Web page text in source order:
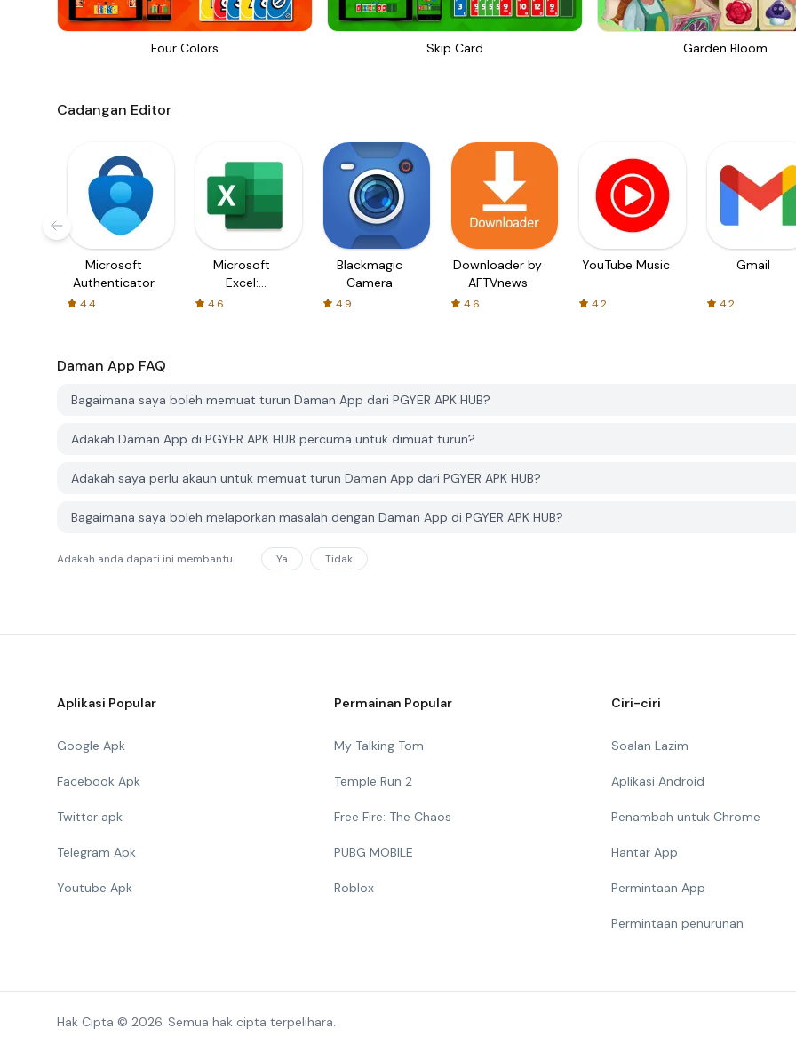
Four Colors Skip Card Garden Bloom
Cadangan Editor
Microsoft
Authenticator
4.4
Microsoft
Excel:
Spreadsheets
4.6
Blackmagic
Camera
4.9
Downloader by
AFTVnews
4.6
YouTube Music
4.2
Gmail
4.2
Daman App FAQ
Bagaimana saya boleh memuat turun Daman App dari PGYER APK HUB?
Adakah Daman App di PGYER APK HUB percuma untuk dimuat turun?
Adakah saya perlu akaun untuk memuat turun Daman App dari PGYER APK HUB?
Bagaimana saya boleh melaporkan masalah dengan Daman App di PGYER APK HUB?
Adakah anda dapati ini membantu Ya Tidak
Aplikasi Popular
Google Apk
Facebook Apk
Twitter apk
Telegram Apk
Youtube Apk
Permainan Popular
My Talking Tom
Temple Run 2
Free Fire: The Chaos
PUBG MOBILE
Roblox
Ciri-ciri
Soalan Lazim
Aplikasi Android
Penambah untuk Chrome
Hantar App
Permintaan App
Permintaan penurunan
Hak Cipta © 2026. Semua hak cipta terpelihara.